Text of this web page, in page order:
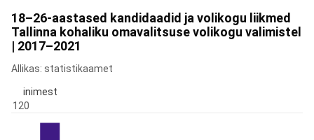
18–26-aastased kandidaadid ja volikogu liikmed
Tallinna kohaliku omavalitsuse volikogu valimistel
| 2017–2021
Allikas: statistikaamet
120
inimest